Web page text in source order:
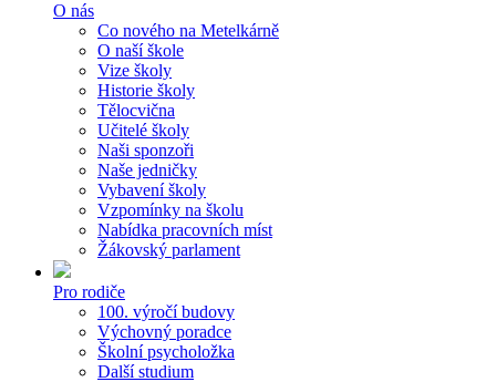
O nás
Co nového na Metelkárně
O naší škole
Vize školy
Historie školy
Tělocvična
Učitelé školy
Naši sponzoři
Naše jedničky
Vybavení školy
Vzpomínky na školu
Nabídka pracovních míst
Žákovský parlament
Pro rodiče
100. výročí budovy
Výchovný poradce
Školní psycholožka
Další studium